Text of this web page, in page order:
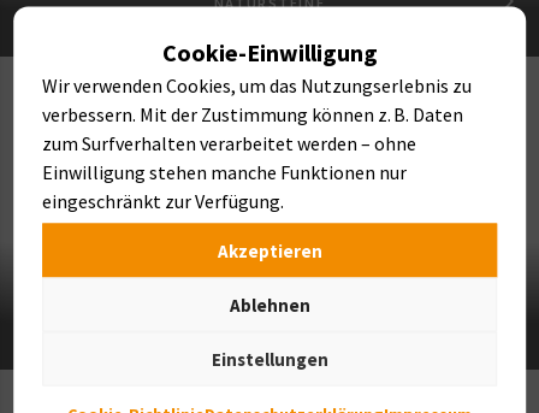
Cookie-Einwilligung
Wir verwenden Cookies, um das Nutzungserlebnis zu
verbessern. Mit der Zustimmung können z. B. Daten
zum Surfverhalten verarbeitet werden – ohne
Einwilligung stehen manche Funktionen nur
eingeschränkt zur Verfügung.
Akzeptieren
Ablehnen
Einstellungen
FINDLINGE & BRUNNEN